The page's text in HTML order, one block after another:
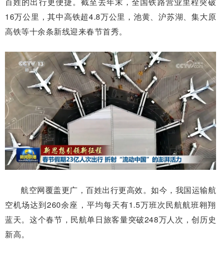
16万公里，其中高铁超4.8万公里，池黄、沪苏湖、集大原
高铁等十余条新线迎来春节首秀。
航空网覆盖更广，百姓出行更高效。如今，我国运输航
空机场达到260余座，平均每天有1.5万班次民航航班翱翔
蓝天。这个春节，民航单日旅客量突破248万人次，创历史
新高。